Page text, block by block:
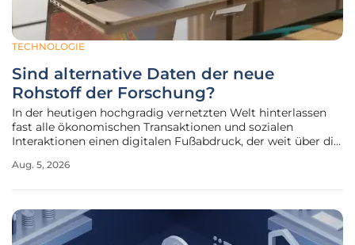
TECHNOLOGIE
Sind alternative Daten der neue
Rohstoff der Forschung?
In der heutigen hochgradig vernetzten Welt hinterlassen
fast alle ökonomischen Transaktionen und sozialen
Interaktionen einen digitalen Fußabdruck, der weit über die
hinausgeht. Diese sogenannten digitalen Spuren entstehen
Aug. 5, 2026